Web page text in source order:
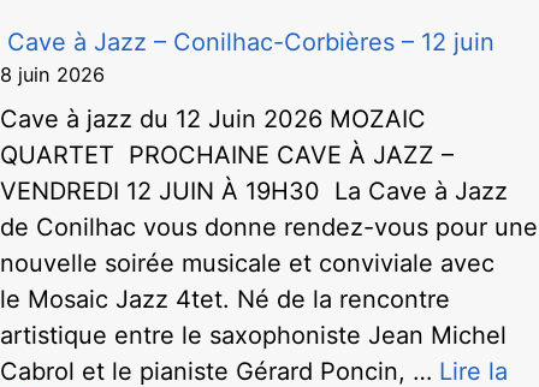
Cave à Jazz – Conilhac-Corbières – 12 juin
8 juin 2026
Cave à jazz du 12 Juin 2026 MOZAIC
QUARTET PROCHAINE CAVE À JAZZ –
VENDREDI 12 JUIN À 19H30 La Cave à Jazz
de Conilhac vous donne rendez-vous pour une
nouvelle soirée musicale et conviviale avec
le Mosaic Jazz 4tet. Né de la rencontre
artistique entre le saxophoniste Jean Michel
Cabrol et le pianiste Gérard Poncin, … Lire la